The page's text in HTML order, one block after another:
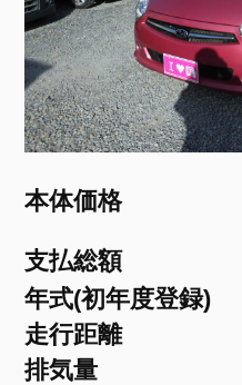
本体価格
支払総額
年式(初年度登録)
走行距離
排気量